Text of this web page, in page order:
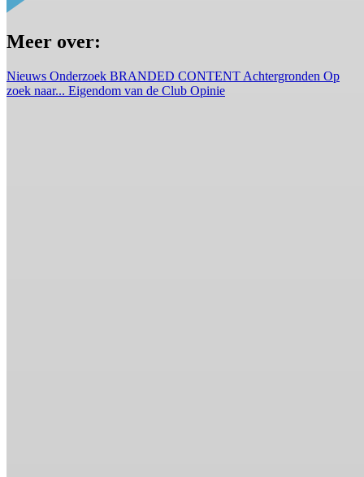
Meer over:
Nieuws Onderzoek BRANDED CONTENT Achtergronden Op
zoek naar... Eigendom van de Club Opinie